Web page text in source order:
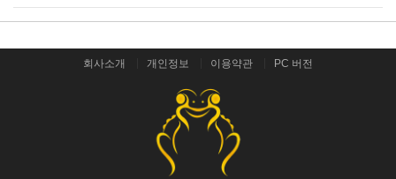
회사소개 개인정보 이용약관 PC 버전